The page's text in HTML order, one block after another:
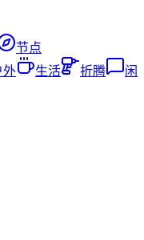
节点
外 生活 折腾
闲